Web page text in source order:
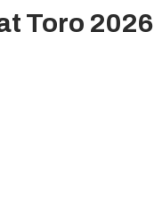
Toro 2026